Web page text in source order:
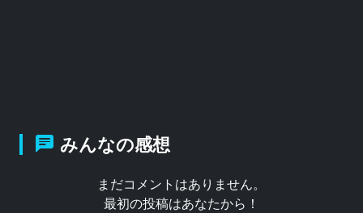
みんなの感想
まだコメントはありません。
最初の投稿はあなたから！